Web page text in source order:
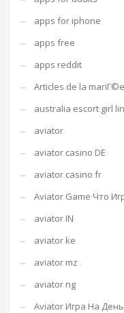
apps for iphone
apps free
apps reddit
Articles de la
australia escort girl
aviator
aviator casino DE
aviator casino fr
Aviator Game Что
aviator IN
aviator ke
aviator mz
aviator ng
Aviator Игра На